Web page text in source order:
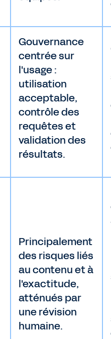
Gouvernance
centrée sur
l'usage :
utilisation
acceptable,
contrôle des
requêtes et
validation des
résultats.
Principalement
des risques liés
au contenu et à
l'exactitude,
atténués par
une révision
humaine.